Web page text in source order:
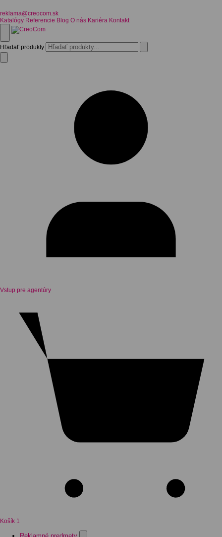
reklama@creocom.sk
Katalógy Referencie Blog O nás Kariéra Kontakt
Hľadať produkty
Vstup pre agentúry
Košík 1